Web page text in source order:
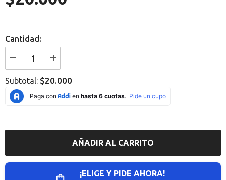
regular
Cantidad:
Error:
Missing
interpolation
value
&quot;producto&quot;
cantidad
I18n
Error:
Missing
interpolation
value
&quot;producto&quot;
cantidad
Subtotal: $20.000
AÑADIR AL CARRITO
¡ELIGE Y PIDE AHORA!